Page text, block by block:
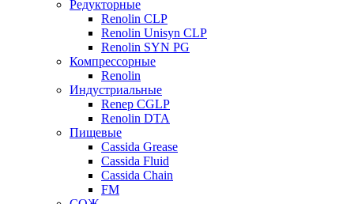
Редукторные
Renolin CLP
Renolin Unisyn CLP
Renolin SYN PG
Компрессорные
Renolin
Индустриальные
Renep CGLP
Renolin DTA
Пищевые
Cassida Grease
Cassida Fluid
Cassida Chain
FM